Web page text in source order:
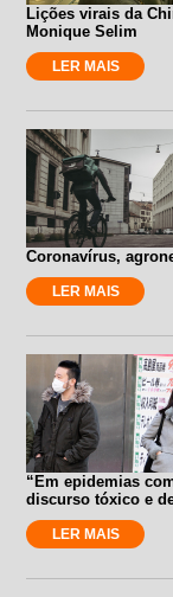
Lições virais da
Monique Selim
LER MAIS
Coronavírus,
LER MAIS
“Em epidemias
discurso tóxico e
LER MAIS